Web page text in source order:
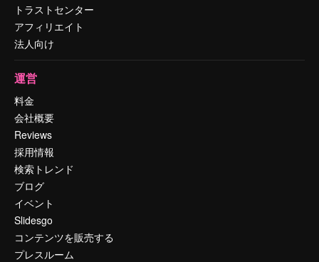
トラストセンター
アフィリエイト
法人向け
運営
料金
会社概要
Reviews
採用情報
検索トレンド
ブログ
イベント
Slidesgo
コンテンツを販売する
プレスルーム